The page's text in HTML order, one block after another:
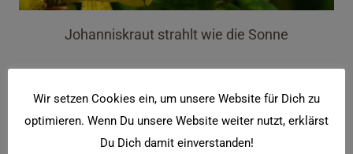
Johanniskraut strahlt wie die Sonne
Wir setzen Cookies ein, um unsere Website für Dich zu
optimieren. Wenn Du unsere Website weiter nutzt, erklärst
Du Dich damit einverstanden!